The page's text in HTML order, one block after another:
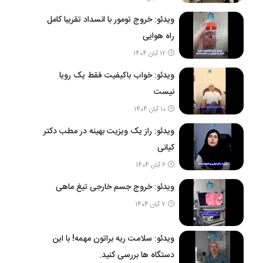
ویدئو: خروج تومور با انسداد تقریبا کامل
راه هوایی
12 آبان 1404
ویدئو: خواب باکیفیت فقط یک رویا
نیست
10 آبان 1404
ویدئو: راز یک ویزیت بهینه در مطب دکتر
کیانی
6 آبان 1404
ویدئو: خروج جسم خارجی تیغ ماهی
7 آبان 1404
ویدئو: سلامت ریه براتون مهمه! با این
دستگاه ها بررسی کنید.